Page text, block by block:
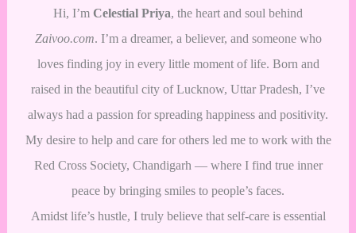
Hi, I’m Celestial Priya, the heart and soul behind
Zaivoo.com. I’m a dreamer, a believer, and someone who
loves finding joy in every little moment of life. Born and
raised in the beautiful city of Lucknow, Uttar Pradesh, I’ve
always had a passion for spreading happiness and positivity.
My desire to help and care for others led me to work with the
Red Cross Society, Chandigarh — where I find true inner
peace by bringing smiles to people’s faces.
Amidst life’s hustle, I truly believe that self-care is essential